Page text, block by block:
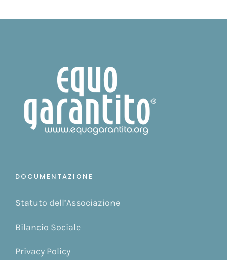
DOCUMENTAZIONE
Statuto dell’Associazione
Bilancio Sociale
Privacy Policy